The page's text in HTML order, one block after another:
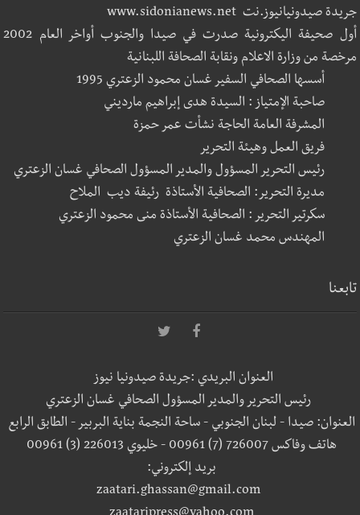
جريدة صيدونيانيوز.نت www.sidonianews.net
أول صحيفة اليكترونية صدرت في صيدا والجنوب أواخر العام 2002
مرخصة من وزارة الاعلام ونقابة الصحافة اللبنانية
أسسها الصحافي السفير غسان محمود الزعتري 1995
صاحبة الإمتياز : السيدة هدى إبراهيم مارديني
المشرفة العامة الحاجة نشأت عمر حمزة
فريق العمل وهيئة التحرير
رئيس التحرير المسؤول والمدير المسؤول الصحافي غسان الزعتري
مديرة التحرير: الصحافية الأستاذة رئيفة ديب الملاح
سكرتير التحرير : الصحافية الأستاذة منى محمود الزعتري
المهندس محمد غسان الزعتري
تابعنا
العنوان البريدي :جريدة صيدونيا نيوز
رئيس التحرير والمدير المسؤول الصحافي غسان الزعتري
العنوان: صيدا - لبنان الجنوبي - ساحة النجمة بناية البربير - الطابق الرابع
هاتف وفاكس 726007 (7) 00961 - خليوي 226013 (3) 00961
بريد إلكتروني:
zaatari.ghassan@gmail.com